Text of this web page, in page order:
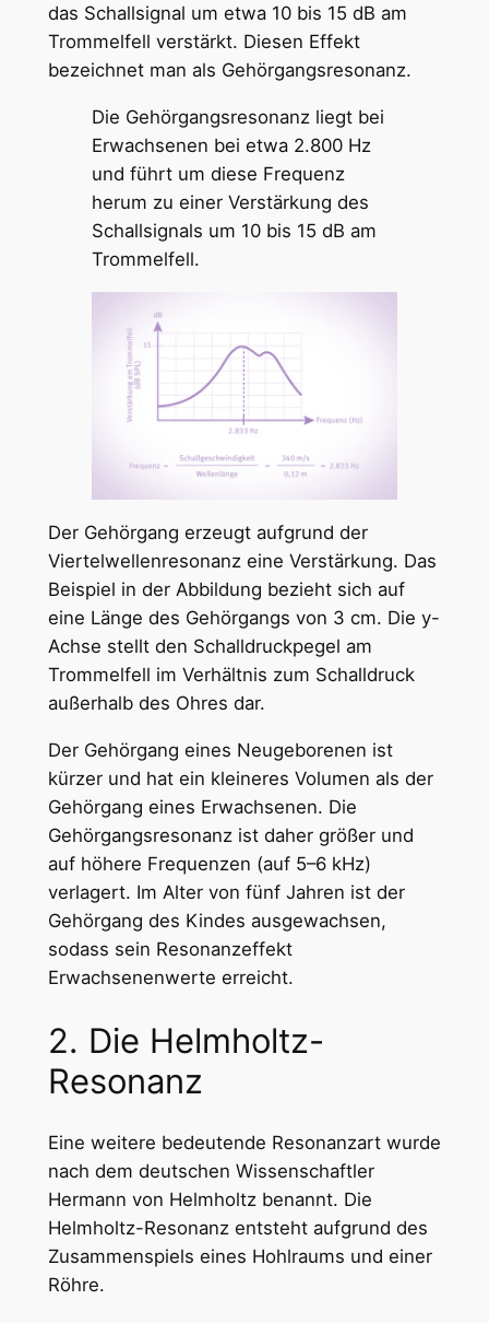
das Schallsignal um etwa 10 bis 15 dB am
Trommelfell verstärkt. Diesen Effekt
bezeichnet man als Gehörgangsresonanz.
Die Gehörgangsresonanz liegt bei
Erwachsenen bei etwa 2.800 Hz
und führt um diese Frequenz
herum zu einer Verstärkung des
Schallsignals um 10 bis 15 dB am
Trommelfell.
Der Gehörgang erzeugt aufgrund der
Viertelwellenresonanz eine Verstärkung. Das
Beispiel in der Abbildung bezieht sich auf
eine Länge des Gehörgangs von 3 cm. Die y-
Achse stellt den Schalldruckpegel am
Trommelfell im Verhältnis zum Schalldruck
außerhalb des Ohres dar.
Der Gehörgang eines Neugeborenen ist
kürzer und hat ein kleineres Volumen als der
Gehörgang eines Erwachsenen. Die
Gehörgangsresonanz ist daher größer und
auf höhere Frequenzen (auf 5–6 kHz)
verlagert. Im Alter von fünf Jahren ist der
Gehörgang des Kindes ausgewachsen,
sodass sein Resonanzeffekt
Erwachsenenwerte erreicht.
2. Die Helmholtz-
Resonanz
Eine weitere bedeutende Resonanzart wurde
nach dem deutschen Wissenschaftler
Hermann von Helmholtz benannt. Die
Helmholtz-Resonanz entsteht aufgrund des
Zusammenspiels eines Hohlraums und einer
Röhre.